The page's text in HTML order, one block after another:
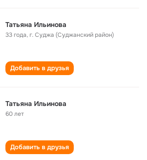
Татьяна Ильинова
33 года,г. Суджа (Суджанский район)
Добавить в друзья
Татьяна Ильинова
60 лет
Добавить в друзья